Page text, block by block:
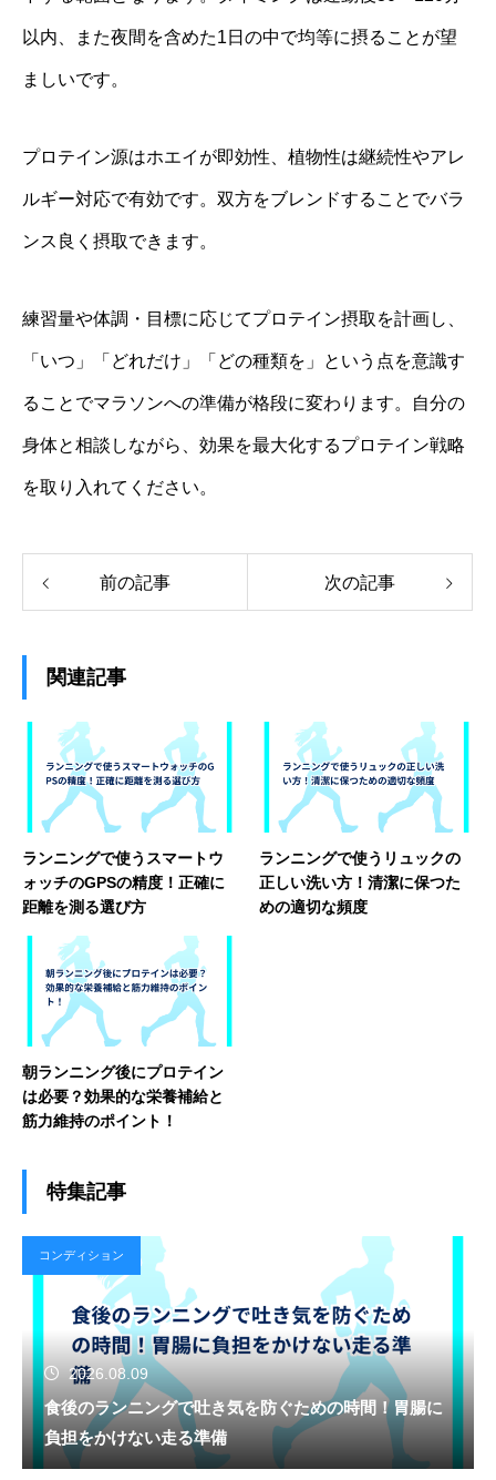
以内、また夜間を含めた1日の中で均等に摂ることが望
ましいです。
プロテイン源はホエイが即効性、植物性は継続性やアレ
ルギー対応で有効です。双方をブレンドすることでバラ
ンス良く摂取できます。
練習量や体調・目標に応じてプロテイン摂取を計画し、
「いつ」「どれだけ」「どの種類を」という点を意識す
ることでマラソンへの準備が格段に変わります。自分の
身体と相談しながら、効果を最大化するプロテイン戦略
を取り入れてください。
前の記事 次の記事
関連記事
ランニングで使うスマートウ
ォッチのGPSの精度！正確に
距離を測る選び方
ランニングで使うリュックの
正しい洗い方！清潔に保つた
めの適切な頻度
朝ランニング後にプロテイン
は必要？効果的な栄養補給と
筋力維持のポイント！
特集記事
コンディション
2026.08.09
食後のランニングで吐き気を防ぐための時間！胃腸に
負担をかけない走る準備